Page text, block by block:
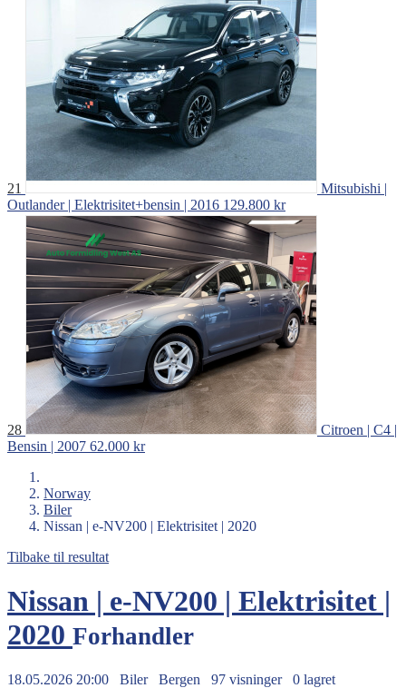
21
Mitsubishi |
Outlander | Elektrisitet+bensin | 2016 129.800 kr
28
Citroen | C4 |
Bensin | 2007 62.000 kr
Norway
Biler
Nissan | e-NV200 | Elektrisitet | 2020
Tilbake til resultat
Nissan | e-NV200 | Elektrisitet |
2020 Forhandler
18.05.2026 20:00 Biler Bergen 97 visninger 0 lagret